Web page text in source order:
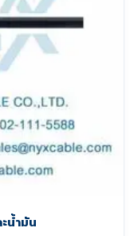
น้ำมัน